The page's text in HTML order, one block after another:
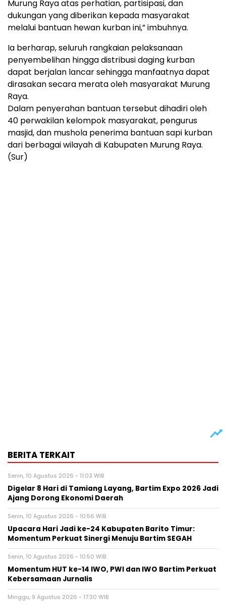
Murung Raya atas perhatian, partisipasi, dan
dukungan yang diberikan kepada masyarakat
melalui bantuan hewan kurban ini,” imbuhnya.
Ia berharap, seluruh rangkaian pelaksanaan
penyembelihan hingga distribusi daging kurban
dapat berjalan lancar sehingga manfaatnya dapat
dirasakan secara merata oleh masyarakat Murung
Raya.
Dalam penyerahan bantuan tersebut dihadiri oleh
40 perwakilan kelompok masyarakat, pengurus
masjid, dan mushola penerima bantuan sapi kurban
dari berbagai wilayah di Kabupaten Murung Raya.
(Sur)
BERITA TERKAIT
Senin, 10 Agustus 2026 - 11:03 WIB
Digelar 8 Hari di Tamiang Layang, Bartim Expo 2026 Jadi
Ajang Dorong Ekonomi Daerah
Senin, 10 Agustus 2026 - 10:56 WIB
Upacara Hari Jadi ke-24 Kabupaten Barito Timur:
Momentum Perkuat Sinergi Menuju Bartim SEGAH
Senin, 10 Agustus 2026 - 10:50 WIB
Momentum HUT ke-14 IWO, PWI dan IWO Bartim Perkuat
Kebersamaan Jurnalis
Minggu, 9 Agustus 2026 - 17:30 WIB